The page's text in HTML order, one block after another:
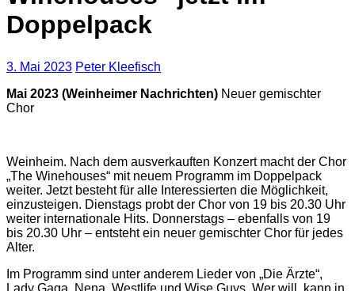
Doppelpack
3. Mai 2023 Peter Kleefisch
Mai 2023 (Weinheimer Nachrichten) Neuer gemischter
Chor
Weinheim. Nach dem ausverkauften Konzert macht der Chor
„The Winehouses“ mit neuem Programm im Doppelpack
weiter. Jetzt besteht für alle Interessierten die Möglichkeit,
einzusteigen. Dienstags probt der Chor von 19 bis 20.30 Uhr
weiter internationale Hits. Donnerstags – ebenfalls von 19
bis 20.30 Uhr – entsteht ein neuer gemischter Chor für jedes
Alter.
Im Programm sind unter anderem Lieder von „Die Ärzte“,